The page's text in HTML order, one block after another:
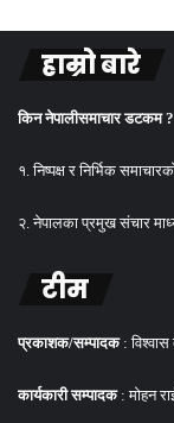
हाम्रो बारे
किन नेपालीसमाचार डटकम ?
१. निष्पक्ष र निर्भिक
२. नेपालका प्रमुख संचार
टीम
प्रकाशक/सम्पादक : विश्वास
कार्यकारी सम्पादक: मोहन